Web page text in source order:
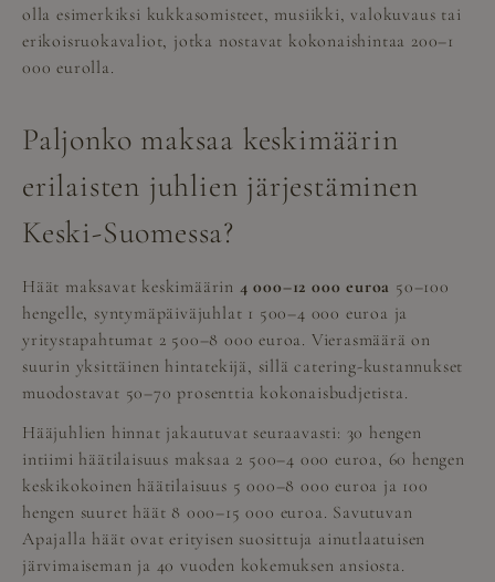
olla esimerkiksi kukkasomisteet, musiikki, valokuvaus tai
erikoisruokavaliot, jotka nostavat kokonaishintaa 200–1
000 eurolla.
Paljonko maksaa keskimäärin
erilaisten juhlien järjestäminen
Keski-Suomessa?
Häät maksavat keskimäärin 4 000–12 000 euroa 50–100
hengelle, syntymäpäiväjuhlat 1 500–4 000 euroa ja
yritystapahtumat 2 500–8 000 euroa. Vierasmäärä on
suurin yksittäinen hintatekijä, sillä catering-kustannukset
muodostavat 50–70 prosenttia kokonaisbudjetista.
Hääjuhlien hinnat jakautuvat seuraavasti: 30 hengen
intiimi häätilaisuus maksaa 2 500–4 000 euroa, 60 hengen
keskikokoinen häätilaisuus 5 000–8 000 euroa ja 100
hengen suuret häät 8 000–15 000 euroa. Savutuvan
Apajalla häät ovat erityisen suosittuja ainutlaatuisen
järvimaiseman ja 40 vuoden kokemuksen ansiosta.